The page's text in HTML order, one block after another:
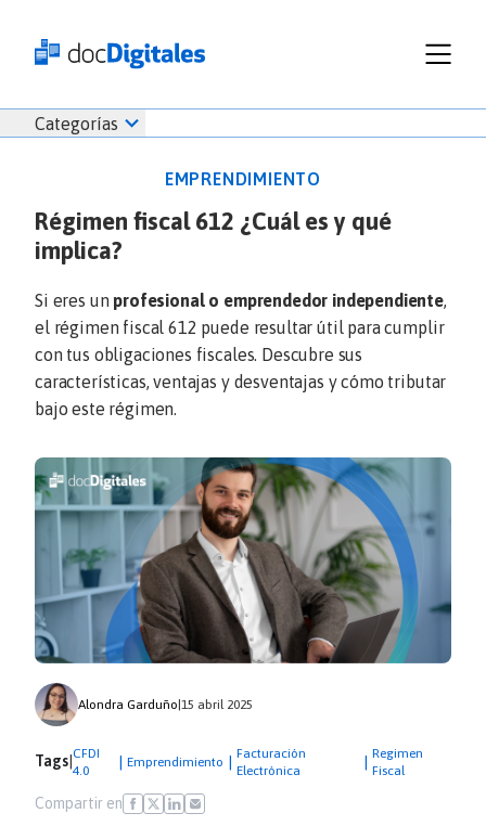
Empresas
Prueba Gratis
Ventas 686 520 0479
Iniciar
sesión
Línea
docDigitales
Categorías
Inicio
Nómina
Emprendimiento
Noticias
Comunicados
EMPRENDIMIENTO
Régimen fiscal 612 ¿Cuál es y qué
implica?
Si eres un profesional o emprendedor independiente,
el régimen fiscal 612 puede resultar útil para cumplir
con tus obligaciones fiscales. Descubre sus
características, ventajas y desventajas y cómo tributar
bajo este régimen.
Alondra Garduño 15 abril 2025
Tags CFDI
4.0
| Emprendimiento | Facturación
Electrónica
| Regimen
Fiscal
Compartir en